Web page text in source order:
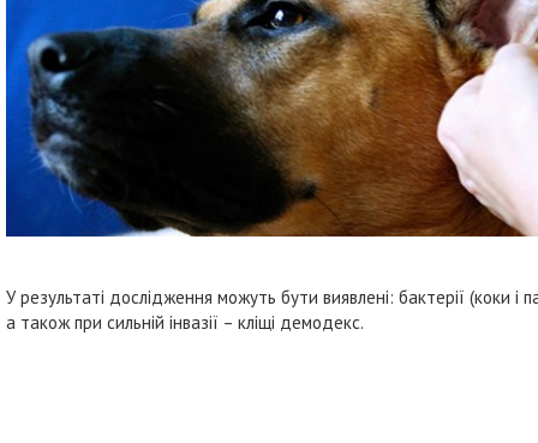
У результаті дослідження можуть бути виявлені: бактерії (коки і
а також при сильній інвазії – кліщі демодекс.